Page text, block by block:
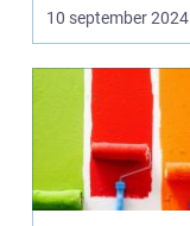
10 september 2024